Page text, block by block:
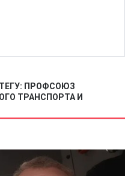
ПРОФСОЮЗ
ТРАНСПОРТА И